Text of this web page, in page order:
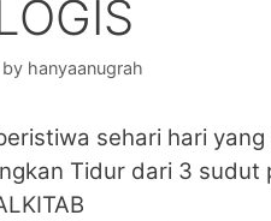
by hanyaanugrah
sehari hari
Tidur dari 3